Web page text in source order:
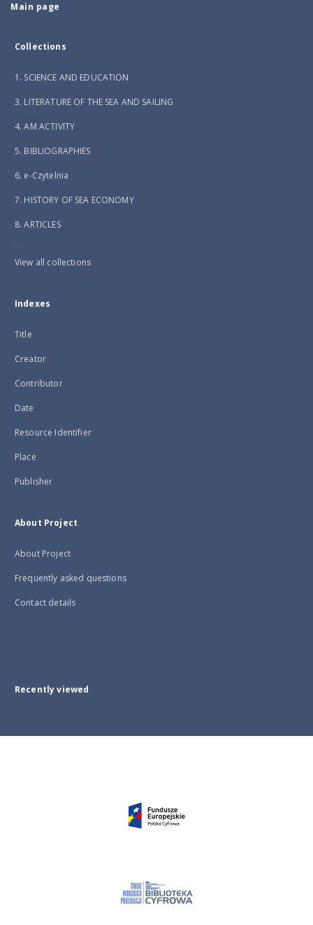
Main page
Collections
1. SCIENCE AND EDUCATION
3. LITERATURE OF THE SEA AND SAILING
4. AM ACTIVITY
5. BIBLIOGRAPHIES
6. e-Czytelnia
7. HISTORY OF SEA ECONOMY
8. ARTICLES
...
View all collections
Indexes
Title
Creator
Contributor
Date
Resource Identifier
Place
Publisher
About Project
About Project
Frequently asked questions
Contact details
Recently viewed